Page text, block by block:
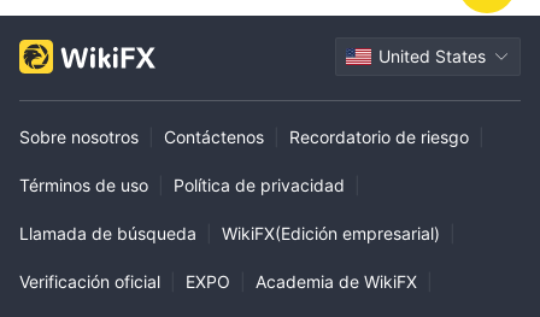
United States
Sobre nosotros Contáctenos Recordatorio de riesgo
Términos de uso Política de privacidad
Llamada de búsqueda WikiFX(Edición empresarial)
Verificación oficial EXPO Academia de WikiFX